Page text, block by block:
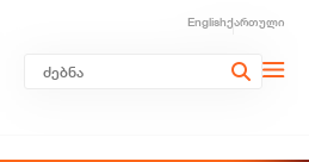
Englishქართული